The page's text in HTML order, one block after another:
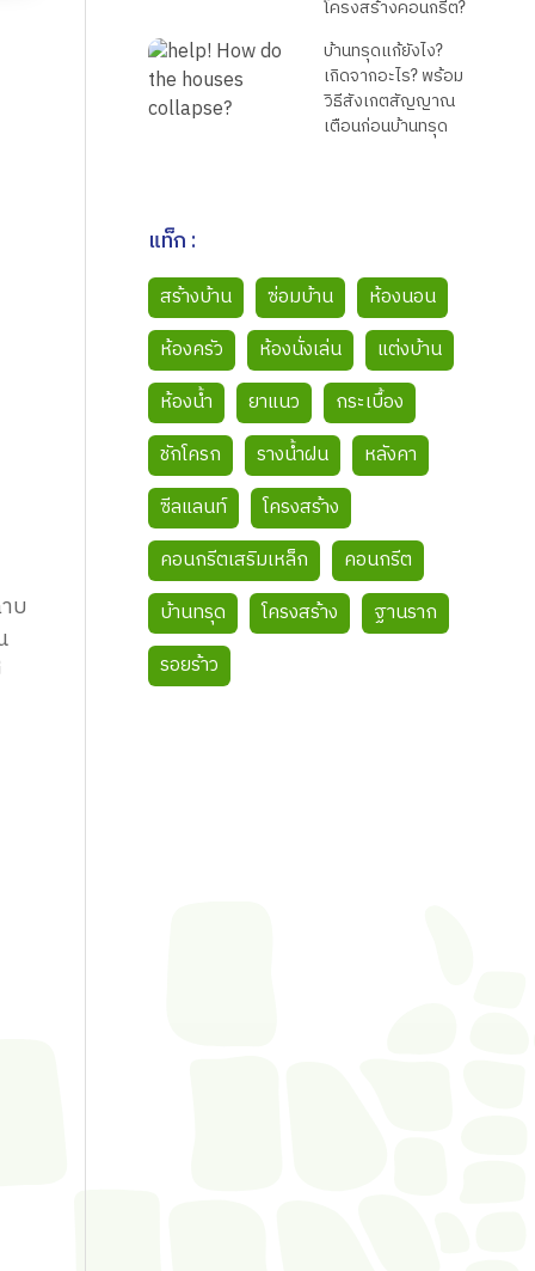
บ
โครงสร้างคอนกรีต?
บ้านทรุดแก้ยังไง?
เกิดจากอะไร? พร้อม
วิธีสังเกตสัญญาณ
เตือนก่อนบ้านทรุด
แท็ก :
สร้างบ้าน ซ่อมบ้าน
ห้องนอน
ห้องครัว
ห้องนั่งเล่น
แต่งบ้าน
ห้องน้ำ
ยาแนว
กระเบื้อง
ชักโครก
รางน้ำฝน
หลังคา
ซีลแลนท์
โครงสร้าง
คอนกรีตเสริมเหล็ก
คอนกรีต
บ้านทรุด
โครงสร้าง
ฐานราก
รอยร้าว